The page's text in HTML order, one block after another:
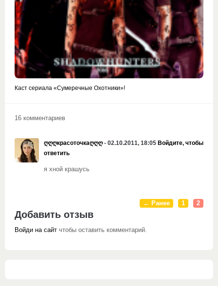
Каст сериала «Сумеречные Охотники»!
16 комментариев
ღღღкрасоточкаღღღ- 02.10.2011, 18:05 Войдите, чтобы
ответить
я хной крашусь
← Ранее 1 2
Добавить отзыв
Войди на сайт чтобы оставить комментарий.